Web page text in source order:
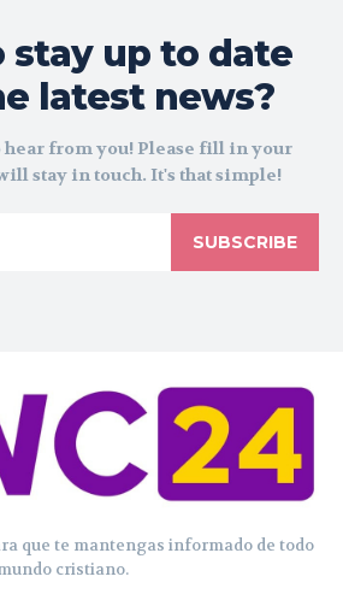
stay up to date
latest news?
hear from you! Please fill in your
stay in touch. It's that simple!
SUBSCRIBE
que te mantengas informado de todo
cristiano.